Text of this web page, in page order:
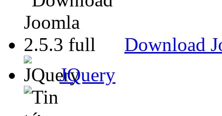
Download
JQuery